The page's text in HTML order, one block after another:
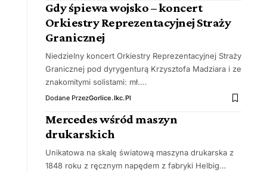
Gdy śpiewa wojsko – koncert
Orkiestry Reprezentacyjnej Straży
Granicznej
Niedzielny koncert Orkiestry Reprezentacyjnej Straży
Granicznej pod dyrygenturą Krzysztofa Madziara i ze
znakomitymi solistami: mł.…
Dodane PrzezGorlice.ikc.pl
Mercedes wśród maszyn
drukarskich
Unikatowa na skalę światową maszyna drukarska z
1848 roku z ręcznym napędem z fabryki Helbig…